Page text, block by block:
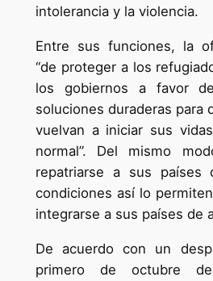
intolerancia y la violencia.
Entre sus funciones, la
“de proteger a los
los gobiernos a favor
soluciones duraderas para
vuelvan a iniciar sus
normal”. Del mismo
repatriarse a sus países
condiciones así lo
integrarse a sus países de
De acuerdo con un
primero de octubre